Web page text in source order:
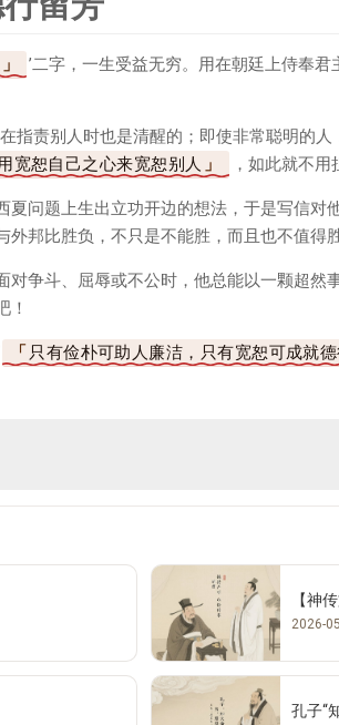
’二字，一生受益无穷。用在朝廷上侍奉
指责别人时也是清醒的；即使非常聪明的
宽恕自己之心来宽恕别人 ，如此就不
问题上生出立功开边的想法，于是写信对
邦比胜负，不只是不能胜，而且也不值得
争斗、屈辱或不公时，他总能以一颗超然
！
只有俭朴可助人廉洁，只有宽恕可成就
【神
2026-
孔子“